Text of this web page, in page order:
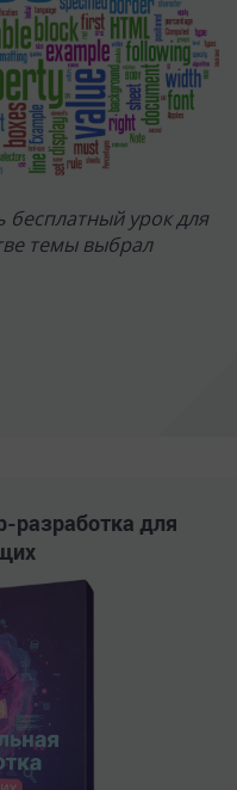
бесплатный урок для
темы выбрал
разработка для